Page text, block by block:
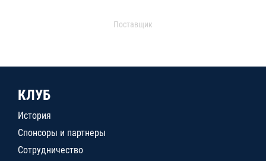
Поставщик
КЛУБ
История
Спонсоры и партнеры
Сотрудничество